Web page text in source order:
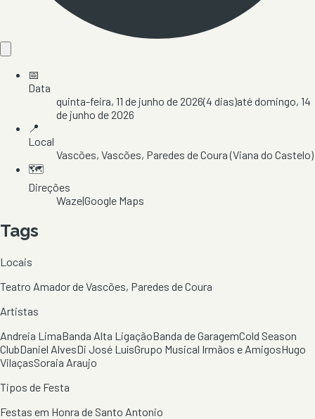
📅
Data
quinta-feira, 11 de junho de 2026(4 dias)atédomingo, 14
de junho de 2026
📍
Local
Vascões, Vascões, Paredes de Coura(Viana do Castelo)
🗺️
Direções
Waze|Google Maps
Tags
Locais
Teatro Amador de Vascões, Paredes de Coura
Artistas
Andreia LimaBanda Alta LigaçãoBanda de GaragemCold Season
ClubDaniel AlvesDi José LuísGrupo Musical Irmãos e AmigosHugo
VilaçasSoraia Araujo
Tipos de Festa
Festas em Honra de Santo Antonio